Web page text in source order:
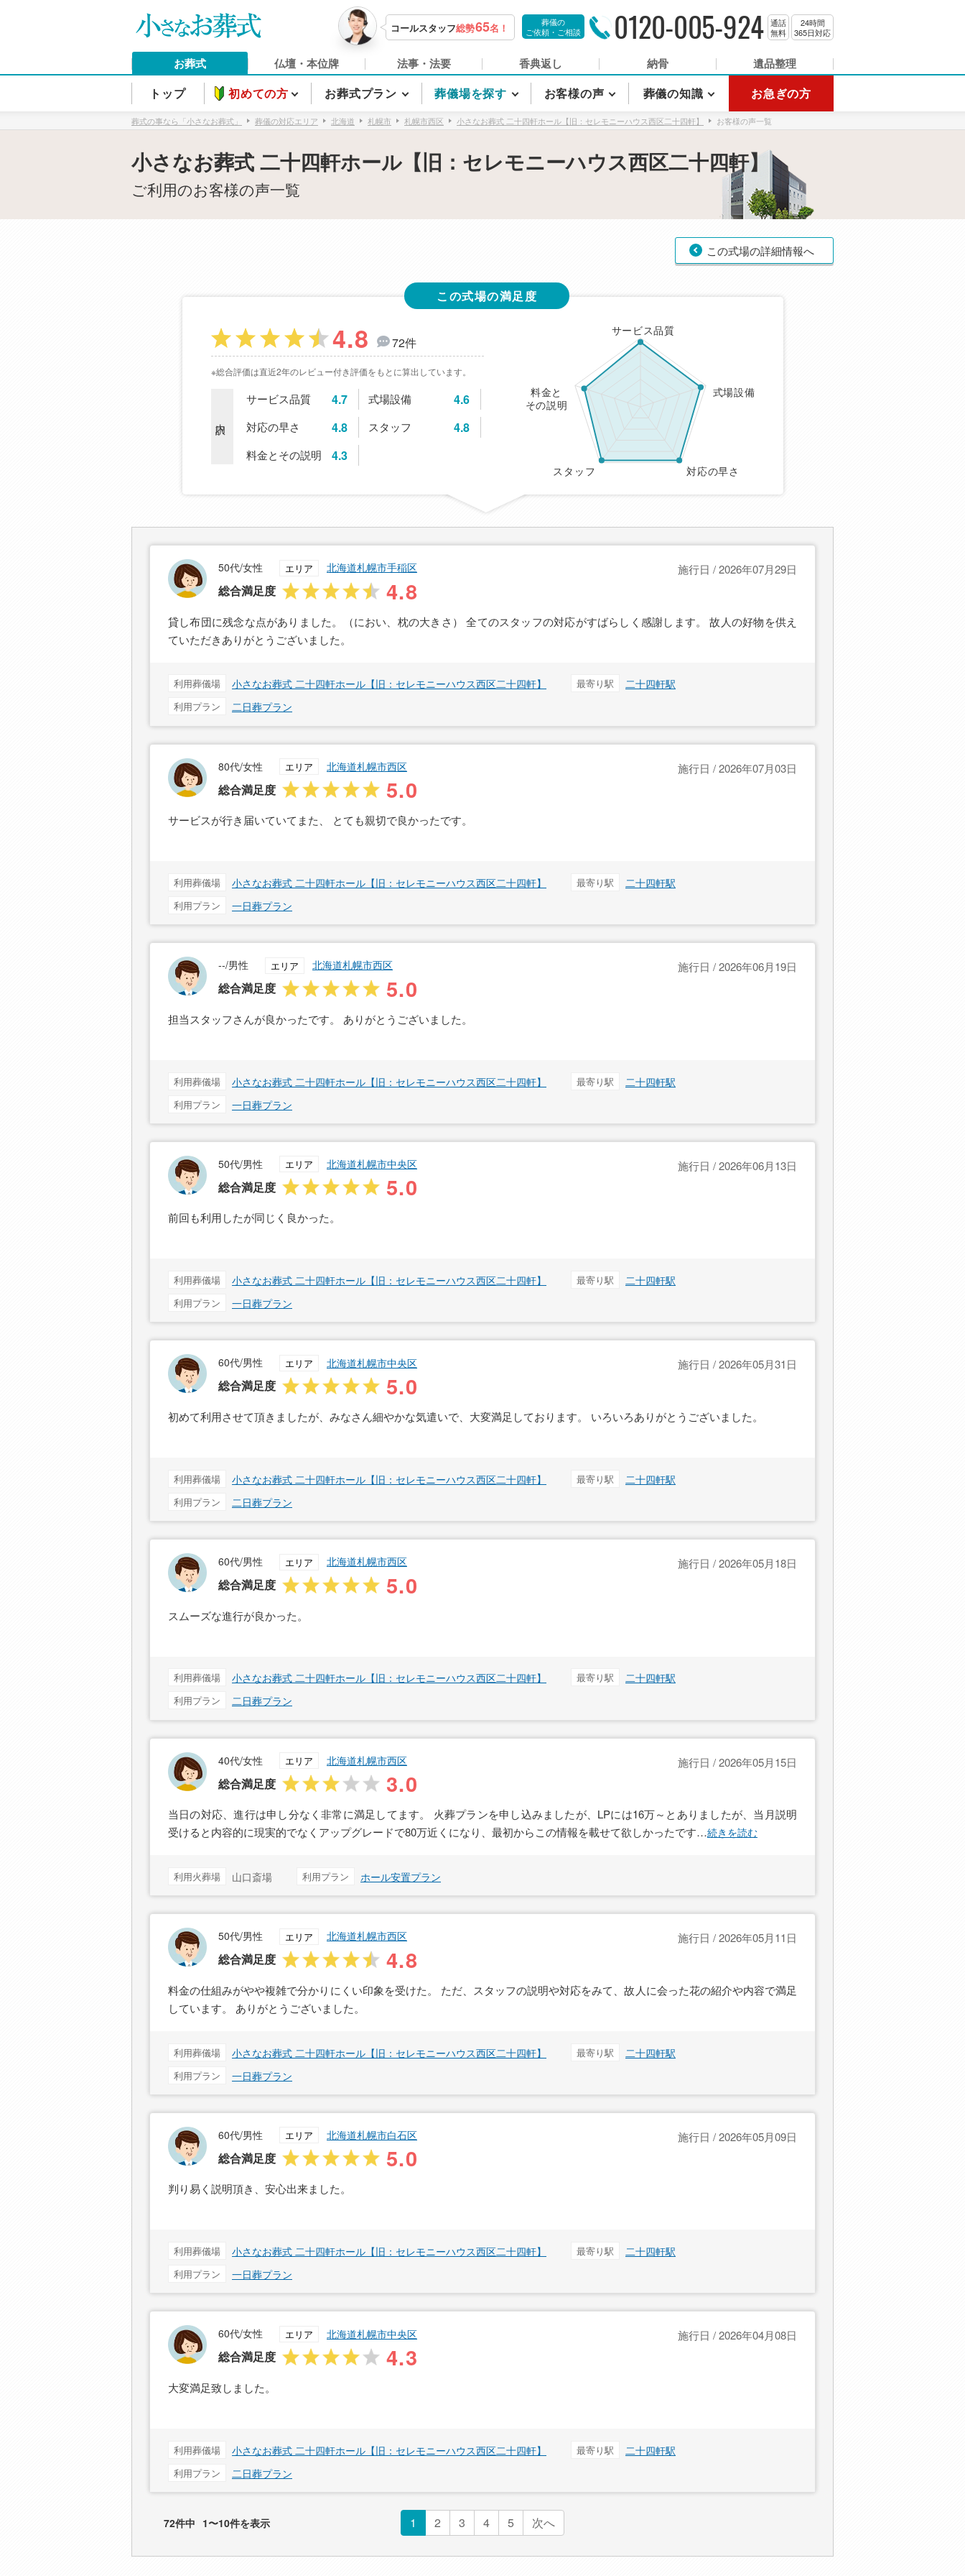
コールスタッフ総勢65名！
葬儀の
ご依頼・ご相談
0120-005-924
通話
無料
24時間
365日対応
お葬式 仏壇・本位牌 法事・法要 香典返し 納骨 遺品整理
トップ 初めての方 お葬式プラン 葬儀場を探す お客様の声 葬儀の知識 お急ぎの方
葬式の事なら「小さなお葬式」 葬儀の対応エリア 北海道 札幌市 札幌市西区 小さなお葬式 二十四軒ホール【旧：セレモニーハウス西区二十四軒】 お客様の声一覧
小さなお葬式 二十四軒ホール【旧：セレモニーハウス西区二十四軒】
ご利用のお客様の声一覧
この式場の詳細情報へ
この式場の満足度
4.8 72件
※総合評価は直近2年のレビュー付き評価をもとに算出しています。
サービス品質 4.7 式場設備 4.6
対応の早さ 4.8 スタッフ 4.8
料金とその説明 4.3
サービス品質
式場設備
対応の早さ
スタッフ
料金と
その説明
50代/女性 エリア 北海道札幌市手稲区
総合満足度 4.8
施行日 / 2026年07月29日
貸し布団に残念な点がありました。（におい、枕の大きさ） 全てのスタッフの対応がすばらしく感謝します。 故人の好物を供え
ていただきありがとうございました。
利用葬儀場 小さなお葬式 二十四軒ホール【旧：セレモニーハウス西区二十四軒】 最寄り駅 二十四軒駅
利用プラン 二日葬プラン
80代/女性 エリア 北海道札幌市西区
総合満足度 5.0
施行日 / 2026年07月03日
サービスが行き届いていてまた、 とても親切で良かったです。
利用葬儀場 小さなお葬式 二十四軒ホール【旧：セレモニーハウス西区二十四軒】 最寄り駅 二十四軒駅
利用プラン 一日葬プラン
--/男性 エリア 北海道札幌市西区
総合満足度 5.0
施行日 / 2026年06月19日
担当スタッフさんが良かったです。 ありがとうございました。
利用葬儀場 小さなお葬式 二十四軒ホール【旧：セレモニーハウス西区二十四軒】 最寄り駅 二十四軒駅
利用プラン 一日葬プラン
50代/男性 エリア 北海道札幌市中央区
総合満足度 5.0
施行日 / 2026年06月13日
前回も利用したが同じく良かった。
利用葬儀場 小さなお葬式 二十四軒ホール【旧：セレモニーハウス西区二十四軒】 最寄り駅 二十四軒駅
利用プラン 一日葬プラン
60代/男性 エリア 北海道札幌市中央区
総合満足度 5.0
施行日 / 2026年05月31日
初めて利用させて頂きましたが、みなさん細やかな気遣いで、大変満足しております。 いろいろありがとうございました。
利用葬儀場 小さなお葬式 二十四軒ホール【旧：セレモニーハウス西区二十四軒】 最寄り駅 二十四軒駅
利用プラン 二日葬プラン
60代/男性 エリア 北海道札幌市西区
総合満足度 5.0
施行日 / 2026年05月18日
スムーズな進行が良かった。
利用葬儀場 小さなお葬式 二十四軒ホール【旧：セレモニーハウス西区二十四軒】 最寄り駅 二十四軒駅
利用プラン 二日葬プラン
40代/女性 エリア 北海道札幌市西区
総合満足度 3.0
施行日 / 2026年05月15日
当日の対応、進行は申し分なく非常に満足してます。 火葬プランを申し込みましたが、LPには16万～とありましたが、当月説明
受けると内容的に現実的でなくアップグレードで80万近くになり、最初からこの情報を載せて欲しかったです…続きを読む
利用火葬場 山口斎場 利用プラン ホール安置プラン
50代/男性 エリア 北海道札幌市西区
総合満足度 4.8
施行日 / 2026年05月11日
料金の仕組みがやや複雑で分かりにくい印象を受けた。 ただ、スタッフの説明や対応をみて、故人に会った花の紹介や内容で満足
しています。 ありがとうございました。
利用葬儀場 小さなお葬式 二十四軒ホール【旧：セレモニーハウス西区二十四軒】 最寄り駅 二十四軒駅
利用プラン 一日葬プラン
60代/男性 エリア 北海道札幌市白石区
総合満足度 5.0
施行日 / 2026年05月09日
判り易く説明頂き、安心出来ました。
利用葬儀場 小さなお葬式 二十四軒ホール【旧：セレモニーハウス西区二十四軒】 最寄り駅 二十四軒駅
利用プラン 一日葬プラン
60代/女性 エリア 北海道札幌市中央区
総合満足度 4.3
施行日 / 2026年04月08日
大変満足致しました。
利用葬儀場 小さなお葬式 二十四軒ホール【旧：セレモニーハウス西区二十四軒】 最寄り駅 二十四軒駅
利用プラン 二日葬プラン
1 2 3 4 5 次へ
72件中 1〜10件を表示